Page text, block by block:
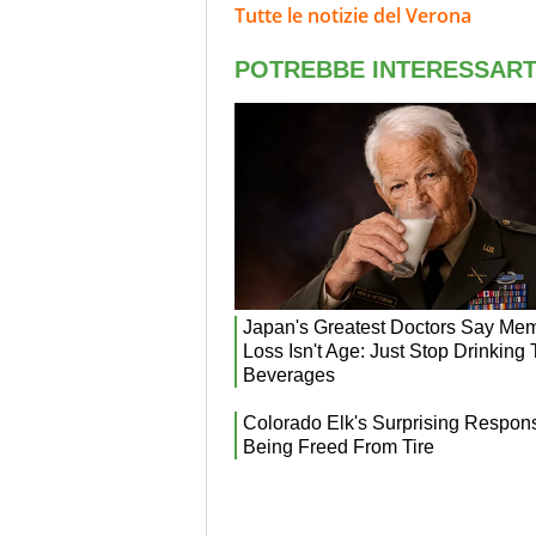
Tutte le notizie del Verona